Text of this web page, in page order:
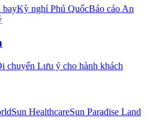
bayKỳ nghỉ Phú QuốcBáo cáo An
chuyển Lưu ý cho hành khách
Sun HealthcareSun Paradise Land